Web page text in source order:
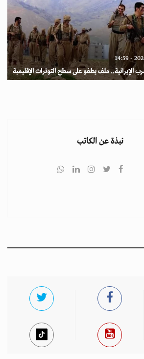
الإيرانية.. ملف يطفو على سطح التوترات الإقليمية
نبذة عن الكاتب